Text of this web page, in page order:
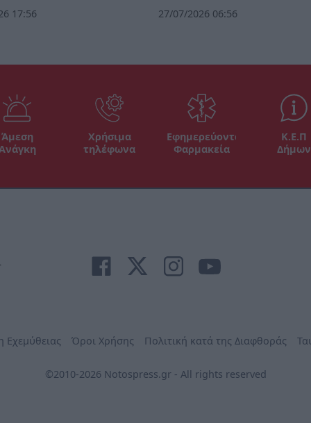
17:56 27/07/2026 06:56
Άμεση
Χρήσιμα
τηλέφωνα
Εφημερεύοντα
Φαρμακεία
Κ.Ε.Π
Δήμων
Εχεμύθειας Όροι Χρήσης Πολιτική κατά της Διαφθοράς
©2010-2026 Notospress.gr - All rights reserved